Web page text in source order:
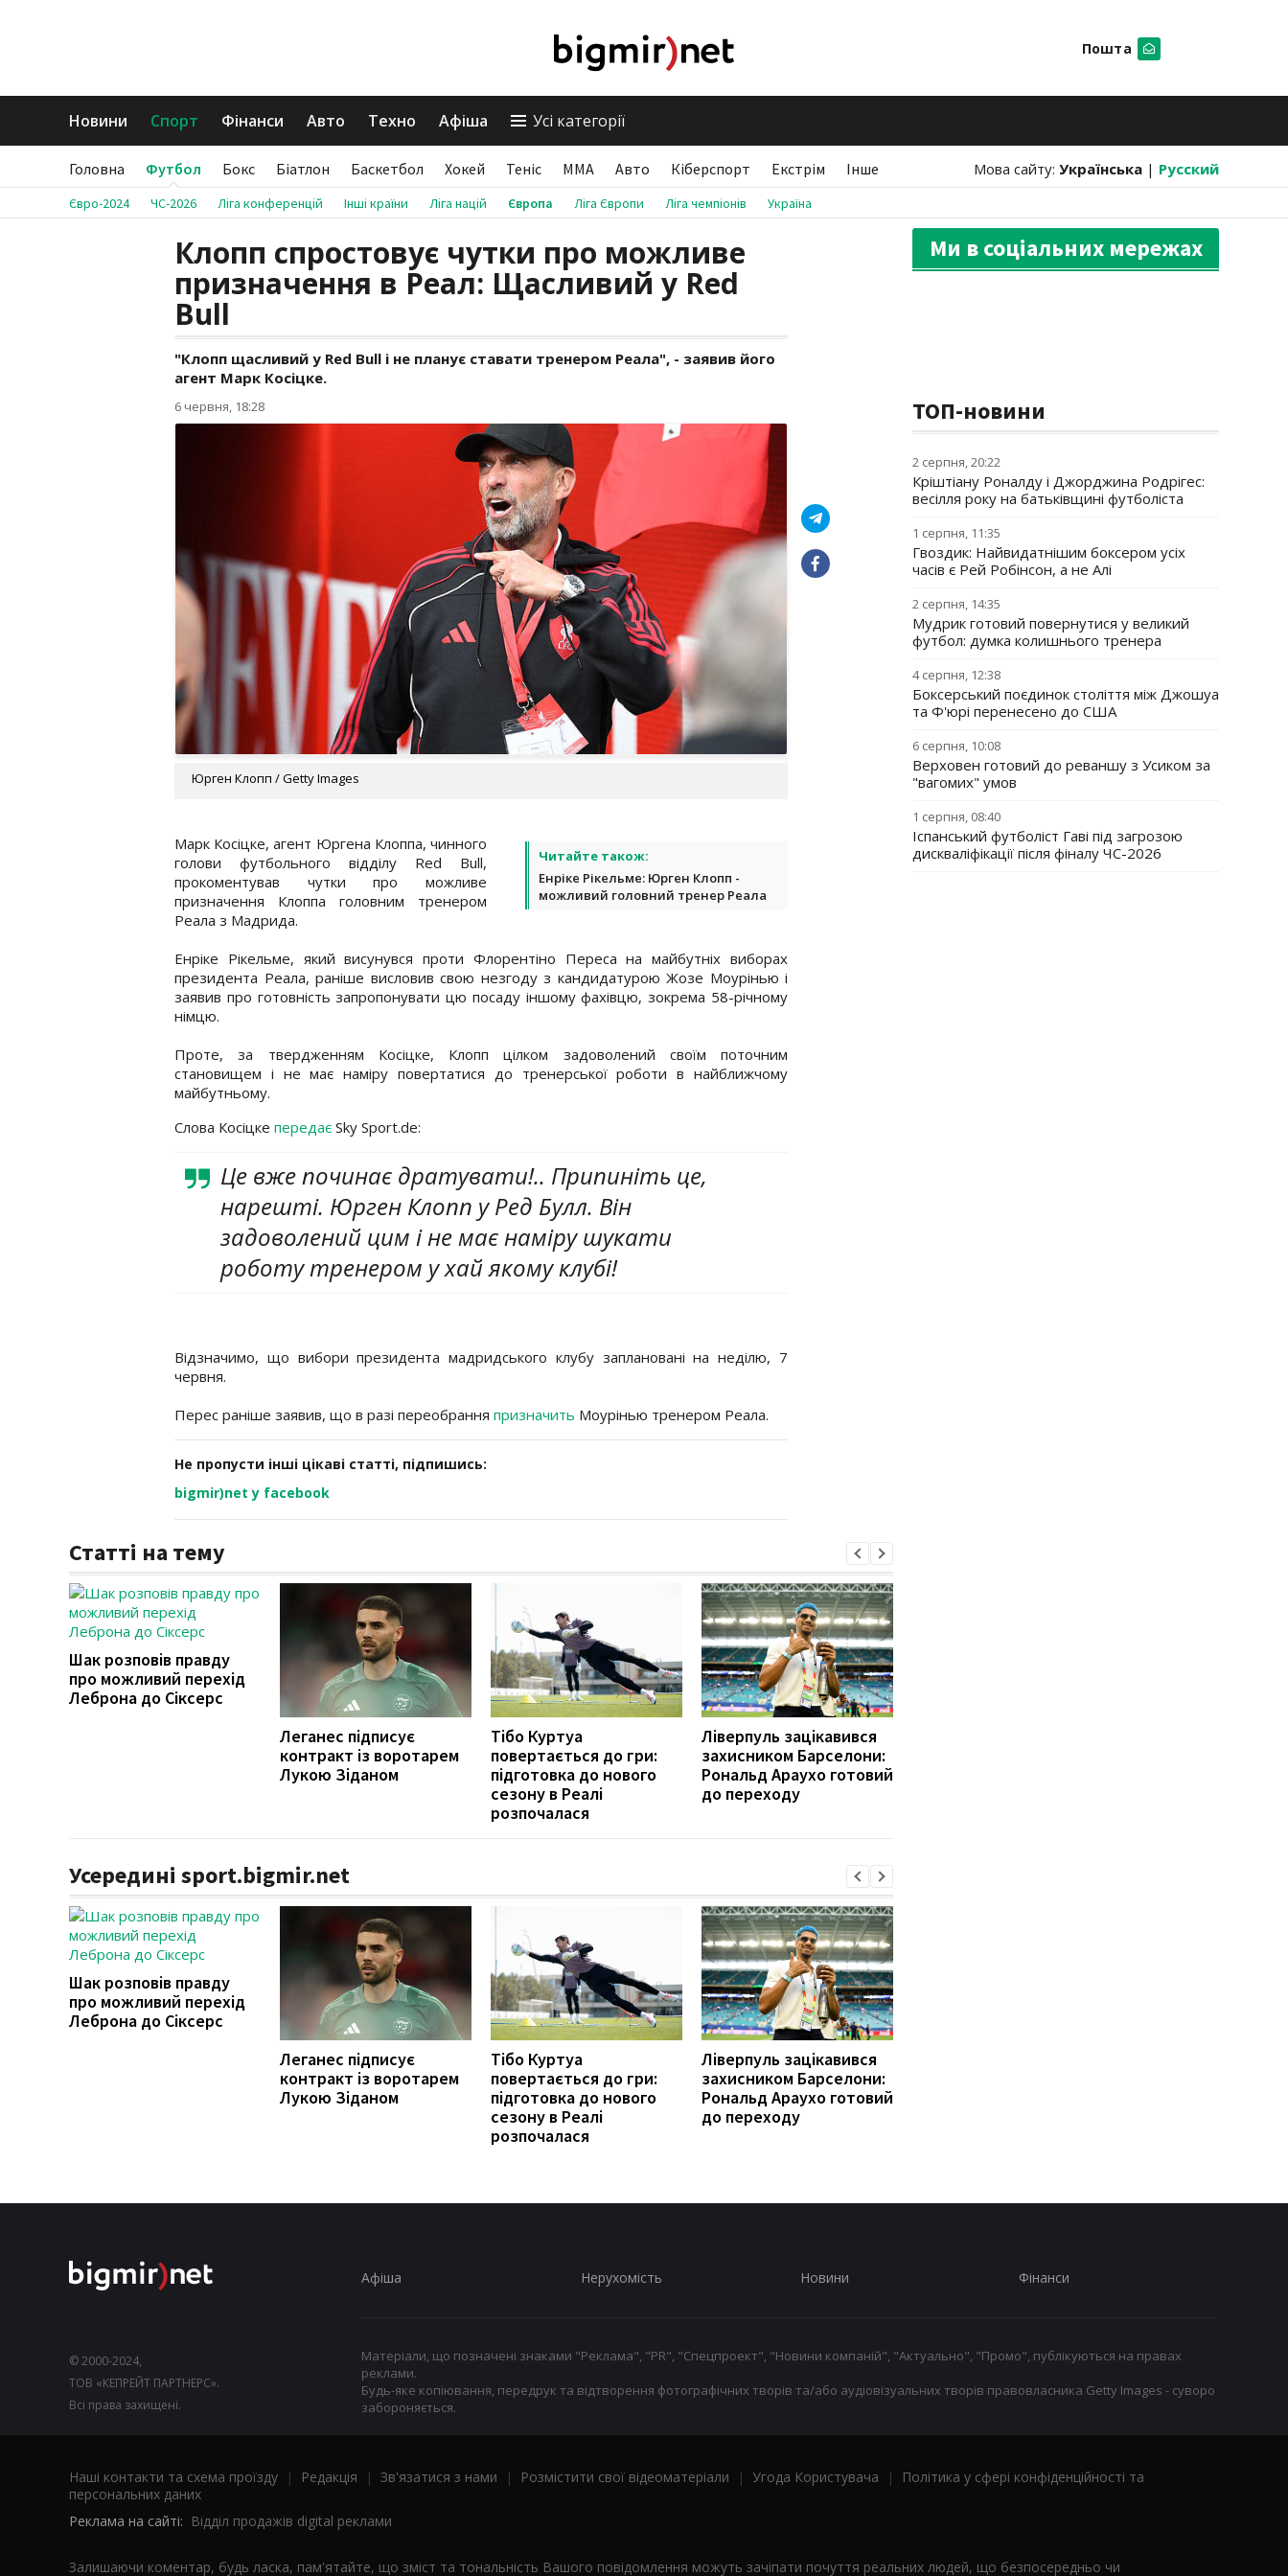
Пошта
Новини Спорт Фінанси Авто Техно Афіша Усі категорії
Головна Футбол Бокс Біатлон Баскетбол Хокей Теніс ММА Авто Кіберспорт Екстрім Інше Мова сайту: Українська | Русский
Євро-2024 ЧС-2026 Ліга конференцій Інші країни Ліга націй Європа Ліга Європи Ліга чемпіонів Україна
Клопп спростовує чутки про можливе
призначення в Реал: Щасливий у Red
Bull
"Клопп щасливий у Red Bull і не планує ставати тренером Реала", - заявив його
агент Марк Косіцке.
6 червня, 18:28
Юрген Клопп / Getty Images
Читайте також:
Енріке Рікельме: Юрген Клопп -
можливий головний тренер Реала
Марк Косіцке, агент Юргена Клоппа, чинного
голови футбольного відділу Red Bull,
прокоментував чутки про можливе
призначення Клоппа головним тренером
Реала з Мадрида.
Енріке Рікельме, який висунувся проти Флорентіно Переса на майбутніх виборах
президента Реала, раніше висловив свою незгоду з кандидатурою Жозе Моурінью і
заявив про готовність запропонувати цю посаду іншому фахівцю, зокрема 58-річному
німцю.
Проте, за твердженням Косіцке, Клопп цілком задоволений своїм поточним
становищем і не має наміру повертатися до тренерської роботи в найближчому
майбутньому.
Слова Косіцке передає Sky Sport.de:
Це вже починає дратувати!.. Припиніть це,
нарешті. Юрген Клопп у Ред Булл. Він
задоволений цим і не має наміру шукати
роботу тренером у хай якому клубі!
Відзначимо, що вибори президента мадридського клубу заплановані на неділю, 7
червня.
Перес раніше заявив, що в разі переобрання призначить Моурінью тренером Реала.
Не пропусти інші цікаві статті, підпишись:
bigmir)net у facebook
Статті на тему
Шак розповів правду
про можливий перехід
Леброна до Сіксерс
Леганес підписує
контракт із воротарем
Лукою Зіданом
Тібо Куртуа
повертається до гри:
підготовка до нового
сезону в Реалі
розпочалася
Ліверпуль зацікавився
захисником Барселони:
Рональд Араухо готовий
до переходу
Усередині sport.bigmir.net
Шак розповів правду
про можливий перехід
Леброна до Сіксерс
Леганес підписує
контракт із воротарем
Лукою Зіданом
Тібо Куртуа
повертається до гри:
підготовка до нового
сезону в Реалі
розпочалася
Ліверпуль зацікавився
захисником Барселони:
Рональд Араухо готовий
до переходу
Ми в соціальних мережах
ТОП-новини
2 серпня, 20:22
Кріштіану Роналду і Джорджина Родрігес:
весілля року на батьківщині футболіста
1 серпня, 11:35
Гвоздик: Найвидатнішим боксером усіх
часів є Рей Робінсон, а не Алі
2 серпня, 14:35
Мудрик готовий повернутися у великий
футбол: думка колишнього тренера
4 серпня, 12:38
Боксерський поєдинок століття між Джошуа
та Ф'юрі перенесено до США
6 серпня, 10:08
Верховен готовий до реваншу з Усиком за
"вагомих" умов
1 серпня, 08:40
Іспанський футболіст Гаві під загрозою
дискваліфікації після фіналу ЧС-2026
© 2000-2024,
ТОВ «КЕПРЕЙТ ПАРТНЕРС».
Всі права захищені.
Афіша Нерухомість Новини Фінанси
Матеріали, що позначені знаками "Реклама", "PR", "Спецпроект", "Новини компаній", "Актуально", "Промо", публікуються на правах
реклами.
Будь-яке копіювання, передрук та відтворення фотографічних творів та/або аудіовізуальних творів правовласника Getty Images - суворо
забороняється.
Наші контакти та схема проїзду | Редакція | Зв'язатися з нами | Розмістити свої відеоматеріали | Угода Користувача |
Політика у сфері конфіденційності та
персональних даних
Реклама на сайті: Відділ продажів digital реклами
Залишаючи коментар, будь ласка, пам'ятайте, що зміст та тональність Вашого повідомлення можуть зачіпати почуття реальних людей, що безпосередньо чи